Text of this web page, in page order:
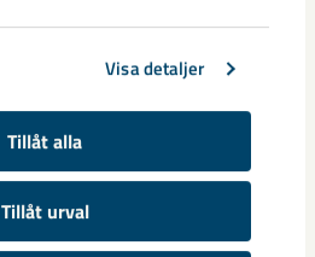
Visa detaljer
Tillåt alla
Tillåt urval